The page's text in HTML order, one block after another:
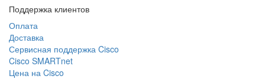
Поддержка клиентов
Оплата
Доставка
Сервисная поддержка Cisco
Cisco SMARTnet
Цена на Cisco